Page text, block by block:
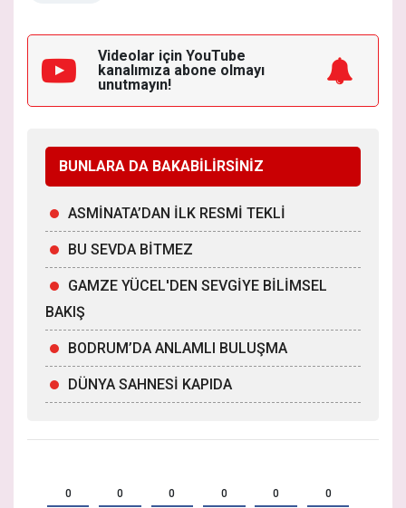
Videolar için YouTube
kanalımıza abone olmayı
unutmayın!
BUNLARA DA BAKABİLİRSİNİZ
ASMİNATA’DAN İLK RESMİ TEKLİ
BU SEVDA BİTMEZ
GAMZE YÜCEL'DEN SEVGİYE BİLİMSEL
BAKIŞ
BODRUM’DA ANLAMLI BULUŞMA
DÜNYA SAHNESİ KAPIDA
0 0 0 0 0 0